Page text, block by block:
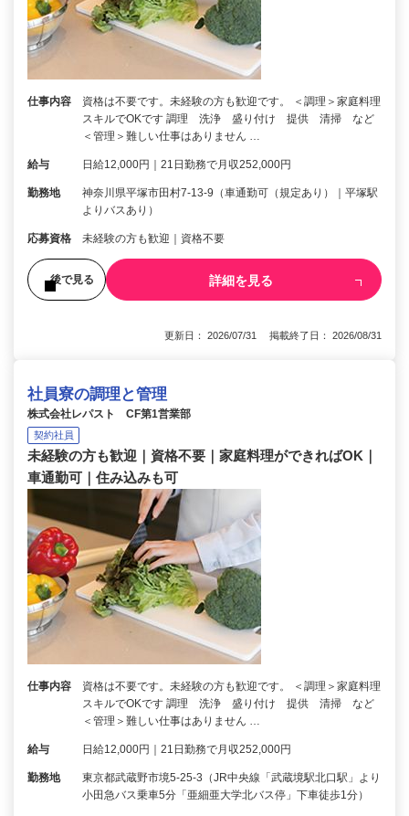
仕事内容
資格は不要です。未経験の方も歓迎です。 ＜調理＞家庭料理
スキルでOKです 調理 洗浄 盛り付け 提供 清掃 など
＜管理＞難しい仕事はありません …
給与 日給12,000円｜21日勤務で月収252,000円
勤務地
神奈川県平塚市田村7-13-9（車通勤可（規定あり）｜平塚駅
よりバスあり）
応募資格 未経験の方も歓迎｜資格不要
後で見る 詳細を見る
更新日： 2026/07/31 掲載終了日： 2026/08/31
社員寮の調理と管理
株式会社レパスト CF第1営業部
契約社員
未経験の方も歓迎｜資格不要｜家庭料理ができればOK｜
車通勤可｜住み込みも可
仕事内容
資格は不要です。未経験の方も歓迎です。 ＜調理＞家庭料理
スキルでOKです 調理 洗浄 盛り付け 提供 清掃 など
＜管理＞難しい仕事はありません …
給与 日給12,000円｜21日勤務で月収252,000円
勤務地
東京都武蔵野市境5-25-3（JR中央線「武蔵境駅北口駅」より
小田急バス乗車5分「亜細亜大学北バス停」下車徒歩1分）